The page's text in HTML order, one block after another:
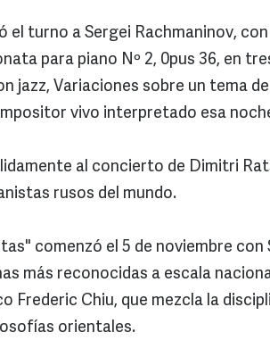
el turno a Sergei Rachmaninov,
para piano Nº 2, 0pus 36, en
jazz, Variaciones sobre un tema
vivo interpretado esa
al concierto de Dimitri
rusos del mundo.
comenzó el 5 de noviembre con
más reconocidas a escala
Frederic Chiu, que mezcla la
orientales.